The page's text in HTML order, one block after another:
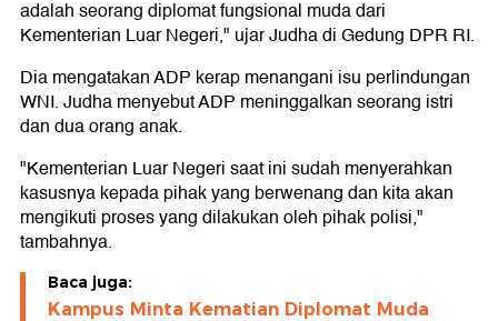
adalah seorang diplomat fungsional muda dari
Kementerian Luar Negeri," ujar Judha di Gedung DPR RI.
Dia mengatakan ADP kerap menangani isu perlindungan
WNI. Judha menyebut ADP meninggalkan seorang istri
dan dua orang anak.
"Kementerian Luar Negeri saat ini sudah menyerahkan
kasusnya kepada pihak yang berwenang dan kita akan
mengikuti proses yang dilakukan oleh pihak polisi,"
tambahnya.
Baca juga:
Kampus Minta Kematian Diplomat Muda